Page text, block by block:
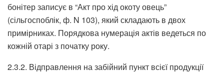
бонітер записує в “Акт про хід окоту овець”
(сільгоспоблік, ф. N 103), який складають в двох
примірниках. Порядкова нумерація актів ведеться по
кожній отарі з початку року.
2.3.2. Відправлення на забійний пункт всієї продукції